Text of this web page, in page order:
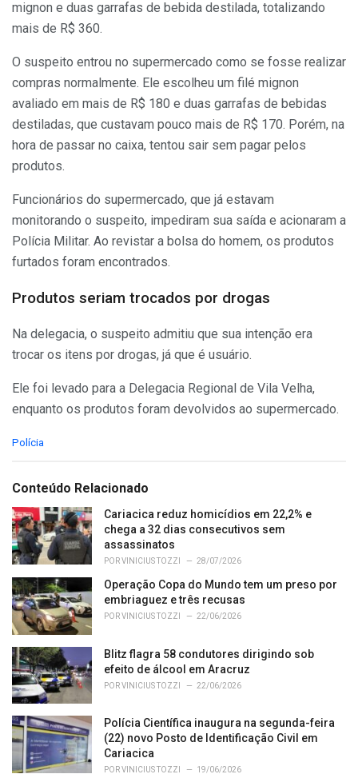
mignon e duas garrafas de bebida destilada, totalizando
mais de R$ 360.
O suspeito entrou no supermercado como se fosse realizar
compras normalmente. Ele escolheu um filé mignon
avaliado em mais de R$ 180 e duas garrafas de bebidas
destiladas, que custavam pouco mais de R$ 170. Porém, na
hora de passar no caixa, tentou sair sem pagar pelos
produtos.
Funcionários do supermercado, que já estavam
monitorando o suspeito, impediram sua saída e acionaram a
Polícia Militar. Ao revistar a bolsa do homem, os produtos
furtados foram encontrados.
Produtos seriam trocados por drogas
Na delegacia, o suspeito admitiu que sua intenção era
trocar os itens por drogas, já que é usuário.
Ele foi levado para a Delegacia Regional de Vila Velha,
enquanto os produtos foram devolvidos ao supermercado.
C
e
o
r
i
e
:
Polícia
Conteúdo Relacionado
Cariacica reduz homicídios em 22,2% e
chega a 32 dias consecutivos sem
assassinatos
PORVINICIUS TOZZI 28/07/2026
Operação Copa do Mundo tem um preso por
embriaguez e três recusas
PORVINICIUS TOZZI 22/06/2026
Blitz flagra 58 condutores dirigindo sob
efeito de álcool em Aracruz
PORVINICIUS TOZZI 22/06/2026
Polícia Científica inaugura na segunda-feira
(22) novo Posto de Identificação Civil em
Cariacica
PORVINICIUS TOZZI 19/06/2026